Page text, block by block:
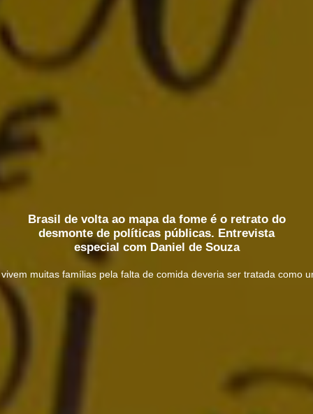
Brasil de volta ao mapa da fome é o retrato do
desmonte de políticas públicas. Entrevista
especial com Daniel de Souza
muitas famílias pela falta de comida deveria ser tratada como